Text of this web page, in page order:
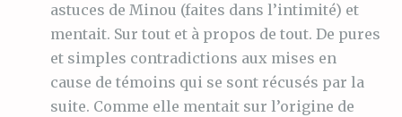
astuces de Minou (faites dans l’intimité) et
mentait. Sur tout et à propos de tout. De pures
et simples contradictions aux mises en
cause de témoins qui se sont récusés par la
suite. Comme elle mentait sur l’origine de